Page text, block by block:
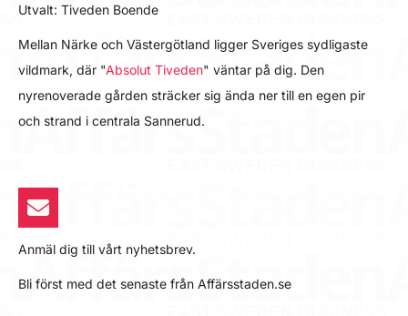
Utvalt: Tiveden Boende
Mellan Närke och Västergötland ligger Sveriges sydligaste
vildmark, där "Absolut Tiveden" väntar på dig. Den
nyrenoverade gården sträcker sig ända ner till en egen pir
och strand i centrala Sannerud.
Anmäl dig till vårt nyhetsbrev.
Bli först med det senaste från Affärsstaden.se